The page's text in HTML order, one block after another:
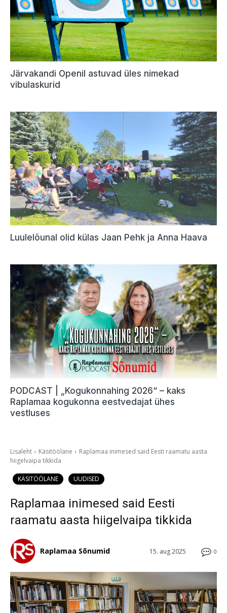
Järvakandi Openil astuvad üles nimekad
vibulaskurid
Luulelõunal olid külas Jaan Pehk ja Anna Haava
PODCAST | „Kogukonnahing 2026“ – kaks
Raplamaa kogukonna eestvedajat ühes
vestluses